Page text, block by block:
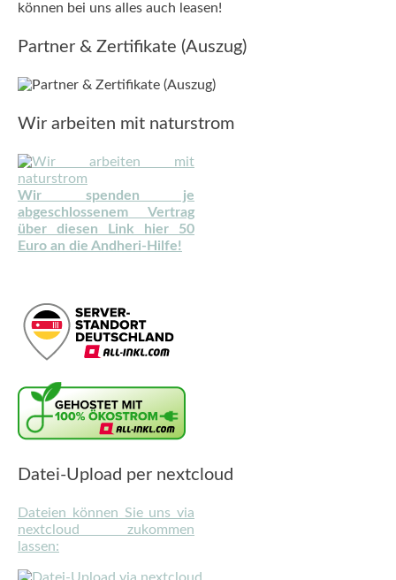
können bei uns alles auch leasen!
Partner & Zertifikate (Auszug)
Wir arbeiten mit naturstrom
Wir spenden je
abgeschlossenem Vertrag
über diesen Link hier 50
Euro an die Andheri-Hilfe!
Datei-Upload per nextcloud
Dateien können Sie uns via
nextcloud zukommen
lassen: